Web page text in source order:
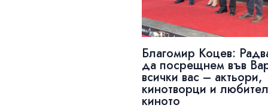
Благомир Коцев:
да посрещнем във
всички вас – актьори,
кинотворци и
киното